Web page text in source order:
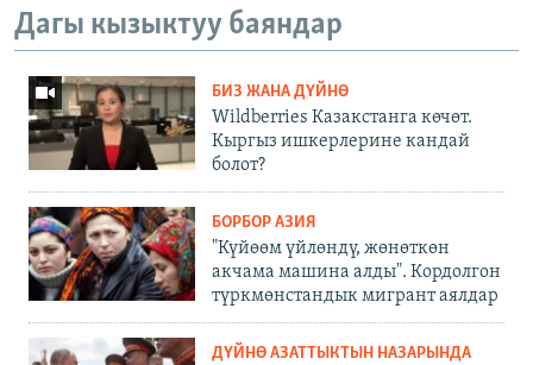
Дагы кызыктуу баяндар
БИЗ ЖАНА ДҮЙНӨ
Wildberries Казакстанга көчөт.
Кыргыз ишкерлерине кандай
болот?
БОРБОР АЗИЯ
"Күйөөм үйлөндү, жөнөткөн
акчама машина алды". Кордолгон
түркмөнстандык мигрант аялдар
ДҮЙНӨ АЗАТТЫКТЫН НАЗАРЫНДА